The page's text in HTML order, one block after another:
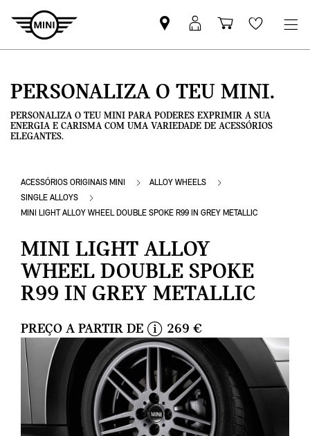
Pesquisar
parceiro
Iniciar
sessão
Carrinho
de
Wishlist
PERSONALIZA O TEU MINI.
PERSONALIZA O TEU MINI PARA PODERES EXPRIMIR A SUA
ENERGIA E CARISMA COM UMA VARIEDADE DE ACESSÓRIOS
ELEGANTES.
ACESSÓRIOS ORIGINAIS MINI
ALLOY WHEELS
SINGLE ALLOYS
MINI LIGHT ALLOY WHEEL DOUBLE SPOKE R99 IN GREY METALLIC
MINI LIGHT ALLOY
WHEEL DOUBLE SPOKE
R99 IN GREY METALLIC
PREÇO A PARTIR DE
i
n
f
o
269 €